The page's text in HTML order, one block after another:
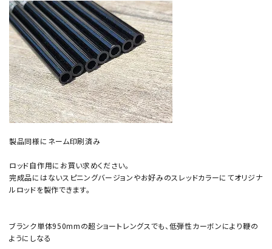
製品同様にネーム印刷済み
ロッド自作用にお買い求めください。
完成品にはないスピニングバージョンやお好みのスレッドカラーにてオリジナ
ルロッドを製作できます。
ブランク単体950mmの超ショートレングスでも、低弾性カーボンにより鞭の
ようにしなる